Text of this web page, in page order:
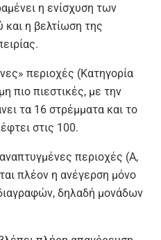
η ενίσχυση των
η βελτίωση της
περιοχές (Κατηγορία
πιο πιεστικές, με την
τα 16 στρέμματα και το
στις 100.
περιοχές (Α,
πλέον η ανέγερση μόνο
δηλαδή μονάδων